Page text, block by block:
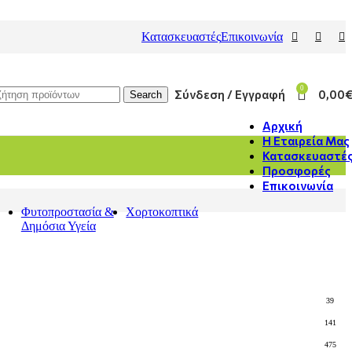
ΚατασκευαστέςΕπικοινωνία
Search Σύνδεση / Εγγραφή 0 0,00
Φυτοπροστασία &
Δημόσια Υγεία
Χορτοκοπτικά
Αρχική
Η Εταιρεία Μας
Προσφορές
Επικοινωνία
39
141
475